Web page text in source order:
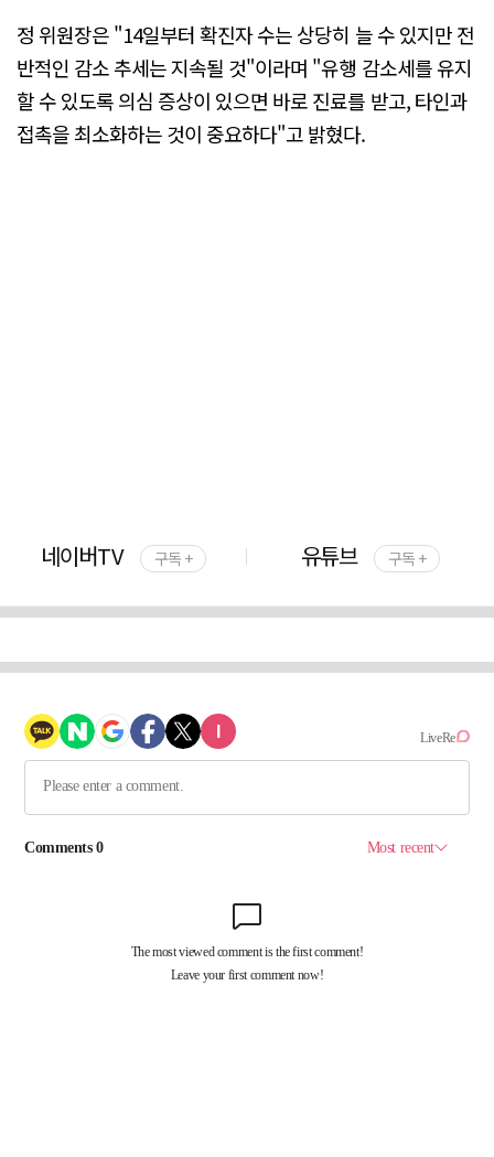
정 위원장은 "14일부터 확진자 수는 상당히 늘 수 있지만 전
반적인 감소 추세는 지속될 것"이라며 "유행 감소세를 유지
할 수 있도록 의심 증상이 있으면 바로 진료를 받고, 타인과
접촉을 최소화하는 것이 중요하다"고 밝혔다.
네이버TV 구독 + 유튜브 구독 +